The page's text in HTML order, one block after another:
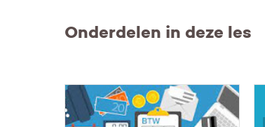
Onderdelen in deze les